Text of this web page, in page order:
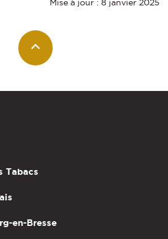
Mise à jour : 8 janvier 2025
Tabacs
en-Bresse